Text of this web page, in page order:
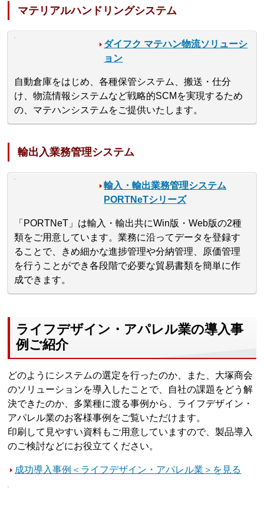
マテリアルハンドリングシステム
ダイフク マテハン物流ソリューシ
ョン
自動倉庫をはじめ、各種保管システム、搬送・仕分
け、物流情報システムなど戦略的SCMを実現するため
の、マテハンシステムをご提供いたします。
輸出入業務管理システム
輸入・輸出業務管理システム
PORTNeTシリーズ
「PORTNeT」は輸入・輸出共にWin版・Web版の2種
類をご用意しています。業務に沿ってデータを登録す
ることで、きめ細かな進捗管理や分納管理、原価管理
を行うことができ各段階で必要な貿易書類を簡単に作
成できます。
ライフデザイン・アパレル業の導入事
例ご紹介
どのようにシステムの選定を行ったのか、また、大塚商会
のソリューションを導入したことで、自社の課題をどう解
決できたのか、多業種に渡る事例から、ライフデザイン・
アパレル業のお客様事例をご覧いただけます。
印刷して見やすい資料もご用意していますので、製品導入
のご検討などにお役立てください。
成功導入事例＜ライフデザイン・アパレル業＞を見る